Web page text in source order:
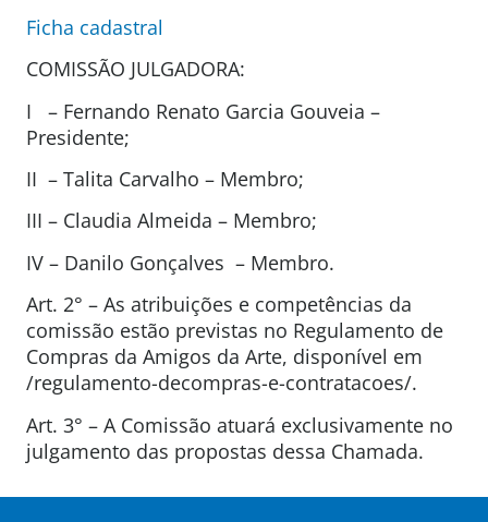
Ficha cadastral
COMISSÃO JULGADORA:
I – Fernando Renato Garcia Gouveia –
Presidente;
II – Talita Carvalho – Membro;
III – Claudia Almeida – Membro;
IV – Danilo Gonçalves – Membro.
Art. 2° – As atribuições e competências da
comissão estão previstas no Regulamento de
Compras da Amigos da Arte, disponível em
/regulamento-decompras-e-contratacoes/.
Art. 3° – A Comissão atuará exclusivamente no
julgamento das propostas dessa Chamada.